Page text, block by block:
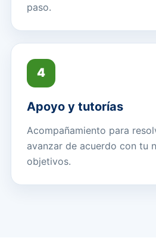
paso.
4
Apoyo y tutorías
Acompañamiento para
avanzar de acuerdo con tu
objetivos.